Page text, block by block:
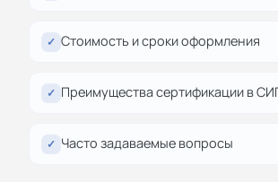
✓ Стоимость и сроки оформления
✓ Преимущества сертификации в
✓ Часто задаваемые вопросы